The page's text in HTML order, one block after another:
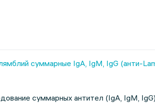
суммарные IgA, IgM, IgG (анти-
суммарных антител (IgA, IgM,